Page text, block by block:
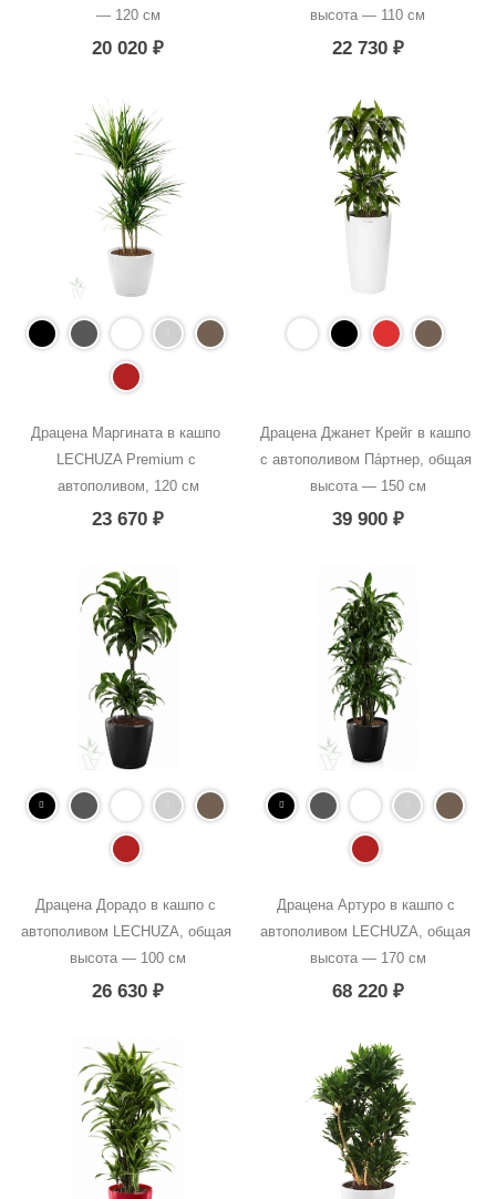
— 120 см
20 020₽
высота — 110 см
22 730 ₽
Драцена Маргината в кашпо
LECHUZA Premium с
автополивом, 120 см
23 670₽
Драцена Джанет Крейг в кашпо
с автополивом Пáртнер, общая
высота — 150 см
39 900 ₽
Драцена Дорадо в кашпо с
автополивом LECHUZA, общая
высота — 100 см
26 630₽
Драцена Артуро в кашпо с
автополивом LECHUZA, общая
высота — 170 см
68 220 ₽